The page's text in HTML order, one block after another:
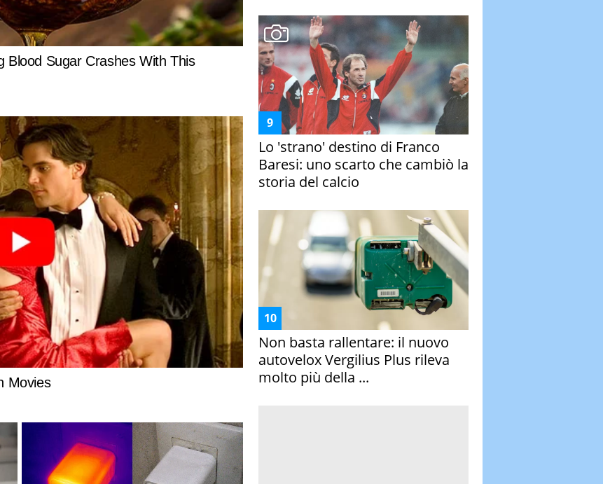
Lo 'strano' destino di Franco
Baresi: uno scarto che cambiò la
storia del calcio
Non basta rallentare: il nuovo
autovelox Vergilius Plus rileva
molto più della ...